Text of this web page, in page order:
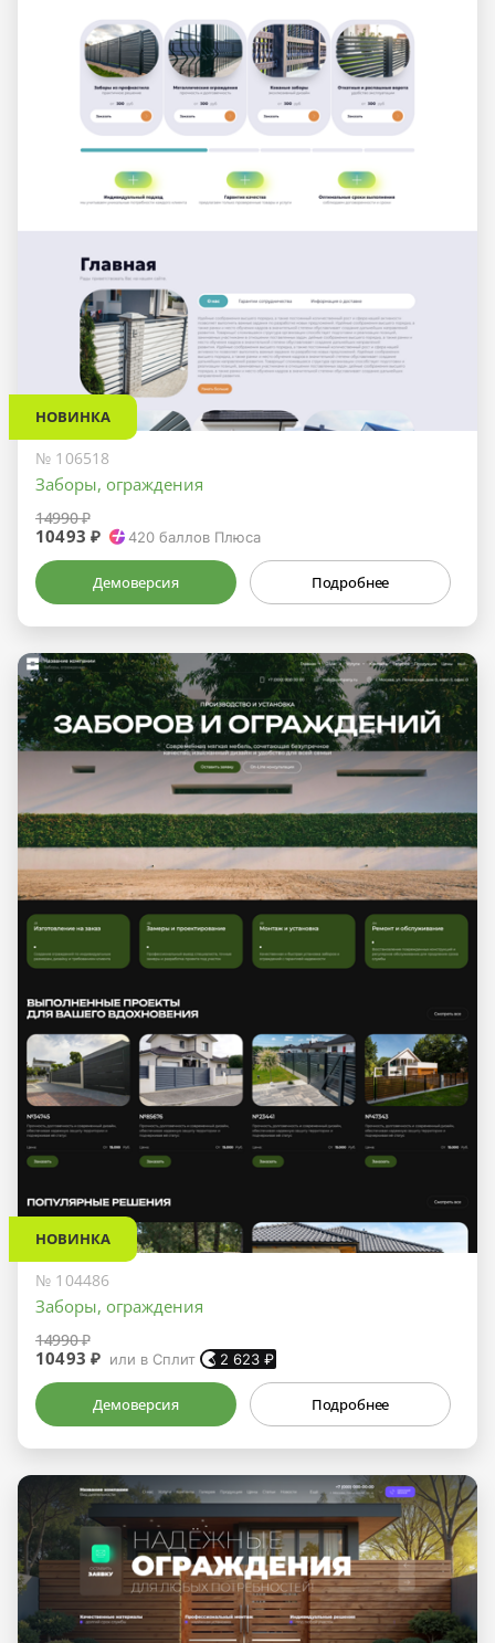
НОВИНКА
№ 106518
Заборы, ограждения
14990 ₽
10493 ₽ 420 баллов Плюса
Демоверсия Подробнее
НОВИНКА
№ 104486
Заборы, ограждения
14990 ₽
10493 ₽ или в Сплит 2 623 ₽
Демоверсия Подробнее